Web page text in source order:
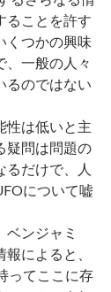
ることを許す
くつかの興味
、一般の人々
るのではない
性は低いと主
疑問は問題の
だけで、人
について嘘
ンジャミ
によると、
ってここに存